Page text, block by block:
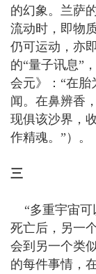
的幻象。兰萨
流动时，即物
仍可运动，亦
的“量子讯息”
会元》：“在胎
闻。在鼻辨香
现俱该沙界，
作精魂。”）。
三
“多重宇宙可
死亡后，另一
会到另一个类
的每件事情，